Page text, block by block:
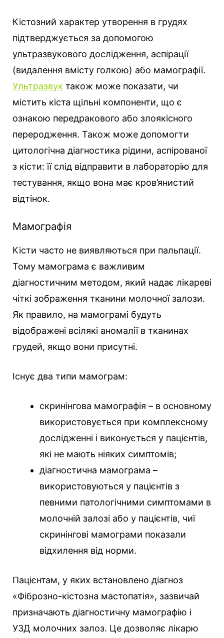
Кістозний характер утворення в грудях
підтверджується за допомогою
ультразвукового дослідження, аспірації
(видалення вмісту голкою) або мамографії.
Ультразвук також може показати, чи
містить кіста щільні компоненти, що є
ознакою передракового або злоякісного
переродження. Також може допомогти
цитологічна діагностика рідини, аспірованої
з кісти: її слід відправити в лабораторію для
тестування, якщо вона має кров’янистий
відтінок.
Мамографія
Кісти часто не виявляються при пальпації.
Тому мамограма є важливим
діагностичним методом, який надає лікареві
чіткі зображення тканини молочної залози.
Як правило, на мамограмі будуть
відображені всілякі аномалії в тканинах
грудей, якщо вони присутні.
Існує два типи мамограм:
скринінгова мамографія – в основному
використовується при комплексному
дослідженні і виконується у пацієнтів,
які не мають ніяких симптомів;
діагностична мамограма –
використовуються у пацієнтів з
певними патологічними симптомами в
молочній залозі або у пацієнтів, чиї
скринінгові мамограми показали
відхилення від норми.
Пацієнтам, у яких встановлено діагноз
«Фіброзно-кістозна мастопатія», зазвичай
призначають діагностичну мамографію і
УЗД молочних залоз. Це дозволяє лікарю